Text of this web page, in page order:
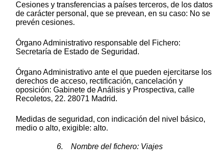
Cesiones y transferencias a países terceros, de los datos
de carácter personal, que se prevean, en su caso: No se
prevén cesiones.
Órgano Administrativo responsable del Fichero:
Secretaría de Estado de Seguridad.
Órgano Administrativo ante el que pueden ejercitarse los
derechos de acceso, rectificación, cancelación y
oposición: Gabinete de Análisis y Prospectiva, calle
Recoletos, 22. 28071 Madrid.
Medidas de seguridad, con indicación del nivel básico,
medio o alto, exigible: alto.
6. Nombre del fichero: Viajes